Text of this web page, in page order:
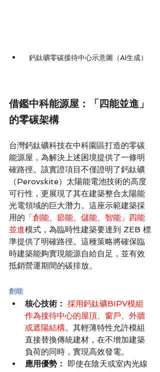
鈣鈦礦零碳接待中心示意圖（AI生成）
借鑑中科能源屋：「四能並進」
的零碳架構
台灣鈣鈦礦科技在中科園區打造的零碳
能源屋，為解決上述困境提供了一條明
確路徑。該實證項目不僅證明了鈣鈦礦
（Perovskite）太陽能電池技術的高度
可行性，更展現了其在建築整合太陽能
光電領域的巨大潛力。這座示範建築採
用的 「創能、節能、儲能、智能」四能
並進模式，為臨時性建築要達到 ZEB 標
準提供了明確路徑。這種策略將確保臨
時建築能夠實現能源自給自足，並有效
抵銷營運期間的碳排放。
創能
核心技術： 採用鈣鈦礦BIPV模組
作為接待中心的屋頂、窗戶、外牆
或遮陽結構。其輕薄特性允許模組
直接替換傳統建材，在不增加建築
負荷的同時，實現高效發電。
應用優勢：
即使在陰天或室內光線